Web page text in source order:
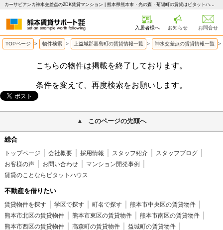
カーサビアンカ神水交差点の2DK賃貸マンション | 熊本県熊本市・光の森・菊陽町の賃貸はピタットハウス 熊本賃貸サポート
入居者様へ お知らせ お問合せ
TOPページ > 物件検索 > 上益城郡嘉島町の賃貸情報一覧 > 神水交差点の賃貸情報一覧 >
こちらの物件は掲載を終了しております。
条件を変えて、再度検索をお願いします。
このページの先頭へ
総合
トップページ 会社概要 採用情報 スタッフ紹介
スタッフブログ
お客様の声
お問い合わせ
マンション開発事例
賃貸のことならピタットハウス
不動産を借りたい
賃貸物件を探す 学区で探す 町名で探す
熊本市中央区の賃貸物件
熊本市北区の賃貸物件
熊本市東区の賃貸物件
熊本市南区の賃貸物件
熊本市西区の賃貸物件
高森町の賃貸物件
益城町の賃貸物件